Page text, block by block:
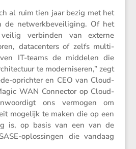
al ruim tien jaar bezig met het
de netwerk­be­vei­li­ging. Of het
verbinden van externe
datacen­ters of zelfs multi-
IT-teams de middelen die
te moder­ni­seren,” zegt
oprichter en CEO van Cloud­
WAN Connector op Cloud­
ons vermogen om
mogelijk te maken die op een
is, op basis van een van de
oplos­singen die vandaag